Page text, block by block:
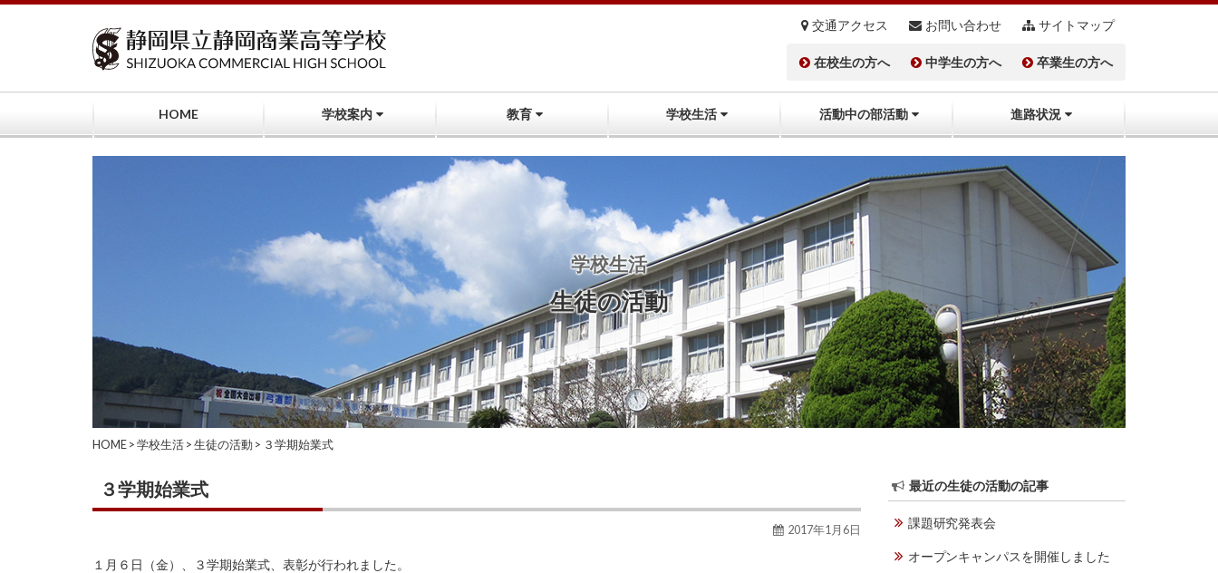
コ
キ
交通アクセス お問い合わせ サイトマップ
在校生の方へ 中学生の方へ 卒業生の方へ
HOME 学校案内 教育 学校生活 活動中の部活動 進路状況
学校生活
生徒の活動
HOME> 学校生活> 生徒の活動 > ３学期始業式
３学期始業式
2017年1月6日
１月６日（金）、３学期始業式、表彰が行われました。
最近の生徒の活動の記事
課題研究発表会
オープンキャンパスを開催しました